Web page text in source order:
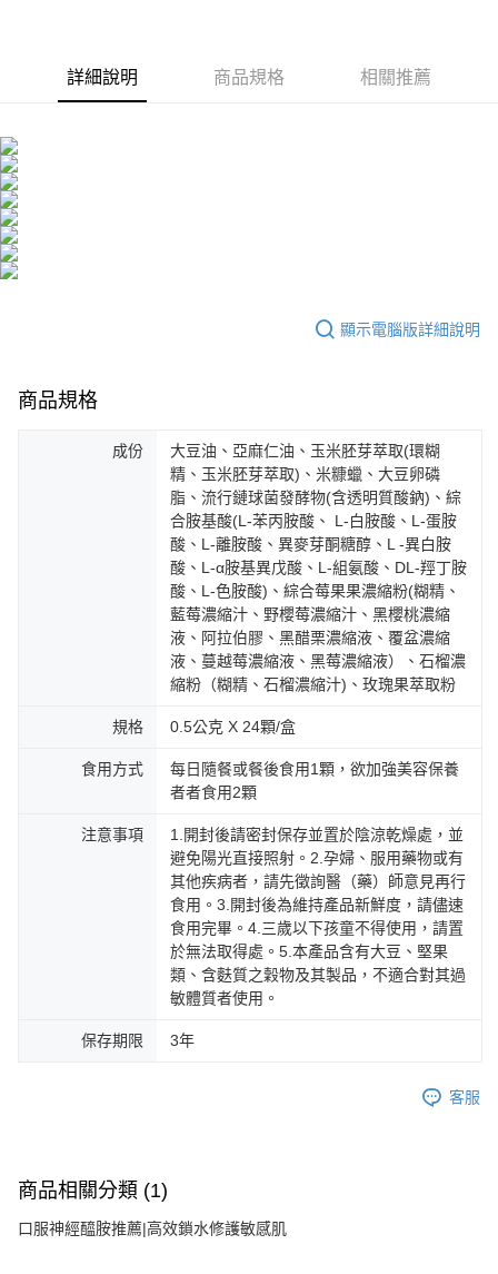
3.完整用戶服務條款，請詳閱以下連結：https://oppay.tw/userRule
【注意事項】
５．嚴禁一人註冊多個帳號或使用他人資訊註冊。若發現惡意使用之情形，
海外配送(馬來西亞) 查看運費
查看運費
詳細說明 商品規格 相關推薦
顯示電腦版詳細說明
商品規格
成份
大豆油、亞麻仁油、玉米胚芽萃取(環糊
精、玉米胚芽萃取)、米糠蠟、大豆卵磷
脂、流行鏈球菌發酵物(含透明質酸鈉)、綜
合胺基酸(L-苯丙胺酸、 L-白胺酸、L-蛋胺
酸、L-離胺酸、異麥芽酮糖醇、L -異白胺
酸、L-α胺基異戊酸、L-組氨酸、DL-羥丁胺
酸、L-色胺酸)、綜合莓果果濃縮粉(糊精、
藍莓濃縮汁、野櫻莓濃縮汁、黑櫻桃濃縮
液、阿拉伯膠、黑醋栗濃縮液、覆盆濃縮
液、蔓越莓濃縮液、黑莓濃縮液）、石榴濃
縮粉（糊精、石榴濃縮汁)、玫瑰果萃取粉
規格 0.5公克 X 24顆/盒
食用方式
每日隨餐或餐後食用1顆，欲加強美容保養
者者食用2顆
注意事項
1.開封後請密封保存並置於陰涼乾燥處，並
避免陽光直接照射。2.孕婦、服用藥物或有
其他疾病者，請先徵詢醫（藥）師意見再行
食用。3.開封後為維持產品新鮮度，請儘速
食用完畢。4.三歲以下孩童不得使用，請置
於無法取得處。5.本產品含有大豆、堅果
類、含麩質之穀物及其製品，不適合對其過
敏體質者使用。
保存期限 3年
客服
商品相關分類 (1)
口服神經醯胺推薦|高效鎖水修護敏感肌